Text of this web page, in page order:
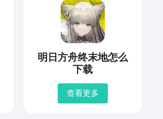
明日方舟终末地怎么
下载
查看更多